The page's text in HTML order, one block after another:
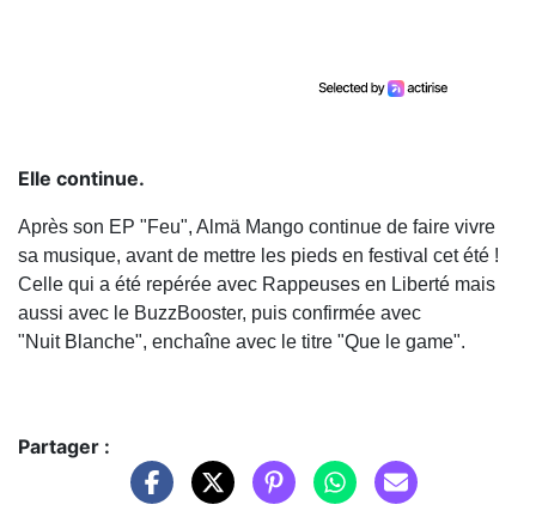
Elle continue.
Après son EP "Feu", Almä Mango continue de faire vivre
sa musique, avant de mettre les pieds en festival cet été !
Celle qui a été repérée avec Rappeuses en Liberté mais
aussi avec le BuzzBooster, puis confirmée avec
"Nuit Blanche", enchaîne avec le titre "Que le game".
Partager :